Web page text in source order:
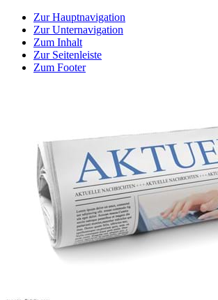
Zur Hauptnavigation
Zur Unternavigation
Zum Inhalt
Zur Seitenleiste
Zum Footer